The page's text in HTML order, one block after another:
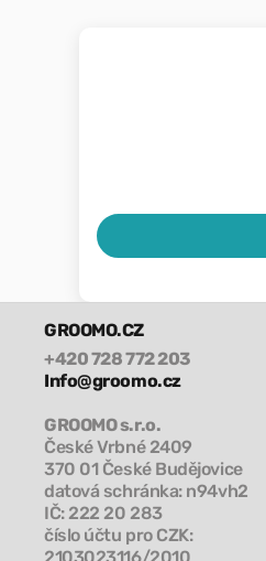
GROOMO.CZ
+420 728 772 203
Info@groomo.cz
GROOMO s.r.o.
České Vrbné 2409
370 01 České Budějovice
datová schránka: n94vh2
IČ: 222 20 283
číslo účtu pro CZK: